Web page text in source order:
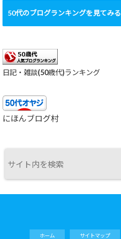
50代のブログランキングを見てみる
日記・雑談(50歳代)ランキング
にほんブログ村
ホーム サイトマップ